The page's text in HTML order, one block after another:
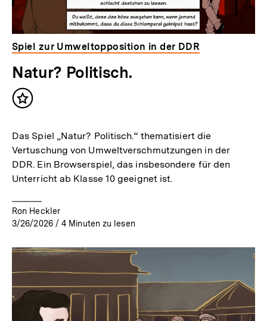
Spiel zur Umweltopposition in der DDR
Natur? Politisch.
Inhalt
Das Spiel „Natur? Politisch.“ thematisiert die
Vertuschung von Umweltverschmutzungen in der
DDR. Ein Browserspiel, das insbesondere für den
Unterricht ab Klasse 10 geeignet ist.
Ron Heckler
3/26/2026 / 4 Minuten zu lesen